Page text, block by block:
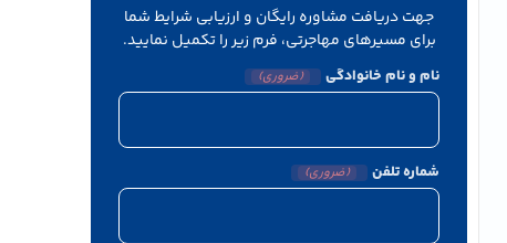
جهت دریافت مشاوره رایگان و ارزیابی شرایط شما
برای مسیرهای مهاجرتی، فرم زیر را تکمیل نمایید.
نام و نام خانوادگی (ضروری)
شماره تلفن (ضروری)